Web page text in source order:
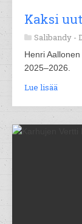
Kaksi
Salibandy -
Henri
2025–2026.
Lue lisää